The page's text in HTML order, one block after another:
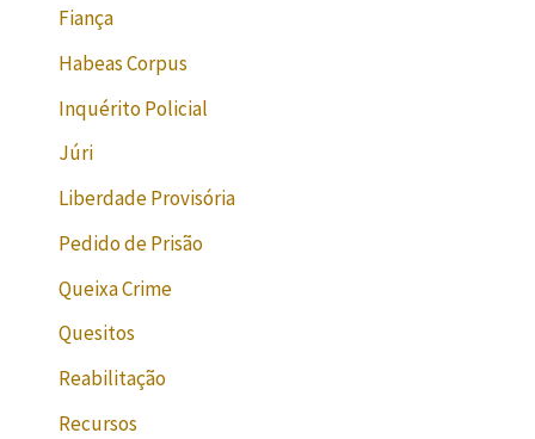
Fiança
Habeas Corpus
Inquérito Policial
Júri
Liberdade Provisória
Pedido de Prisão
Queixa Crime
Quesitos
Reabilitação
Recursos